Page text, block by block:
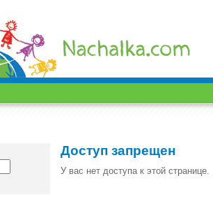
Доступ запрещен
У вас нет доступа к этой странице.